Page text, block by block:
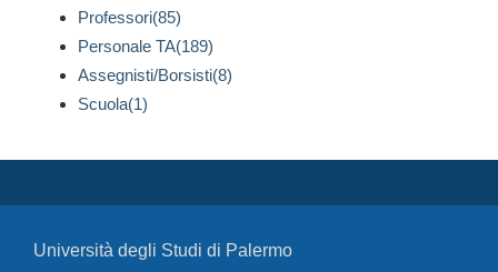
Professori(85)
Personale TA(189)
Assegnisti/Borsisti(8)
Scuola(1)
Università degli Studi di Palermo